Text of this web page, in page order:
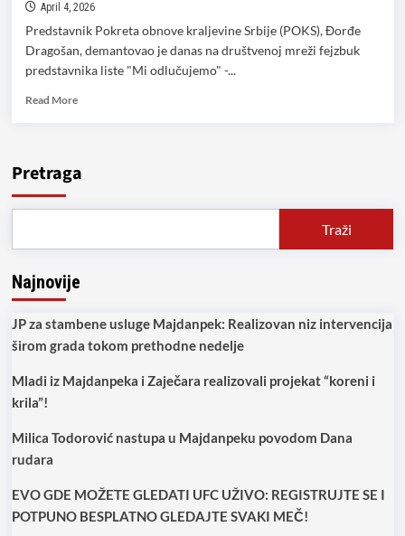
April 4, 2026
Predstavnik Pokreta obnove kraljevine Srbije (POKS), Đorđe
Dragošan, demantovao je danas na društvenoj mreži fejzbuk
predstavnika liste "Mi odlučujemo" -...
Read MoreRead
Dragošan
(POKS)
Pretraga
Traži
Najnovije
JP za stambene usluge Majdanpek: Realizovan niz intervencija
širom grada tokom prethodne nedelje
Mladi iz Majdanpeka i Zaječara realizovali projekat “koreni i
krila”!
Milica Todorović nastupa u Majdanpeku povodom Dana
rudara
EVO GDE MOŽETE GLEDATI UFC UŽIVO: REGISTRUJTE SE I
POTPUNO BESPLATNO GLEDAJTE SVAKI MEČ!